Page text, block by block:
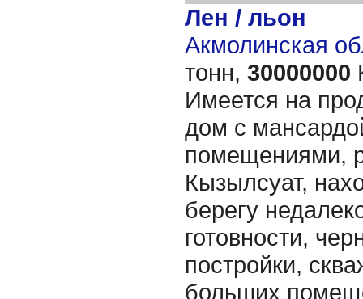
Лен / льон
Акмолинская
тонн, 30000000
Имеется на
дом с
помещениями,
Кызылсуат,
берегу
готовности,
постройки,
больших